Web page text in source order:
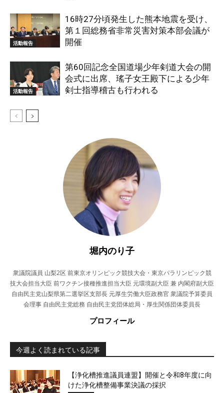
活動報告
16時27分頃発生した熊本地震を受け、
第１回総務省非常災害対策本部会議が
開催
活動報告
第60回記念全国道場少年剣道大会の開
会式に出席、瑤子女王殿下による少年
剣士指導稽古も行われる
堀内のり子
衆議院議員 山梨2区 前東京オリンピック競技大会・東京パラリンピック競
技大会担当大臣 前ワクチン接種推進担当大臣 元環境副大臣 兼 内閣府副大臣
自由民主党山梨県第二選挙区支部長 元厚生労働大臣政務官 衆議院予算委員
会理事 自由民主党総務 自由民主党団体総局・厚生関係団体委員長
プロフィール
今週よく読まれている記事
【浄化槽推進議員連盟】開催と令和8年度に向
けた浄化槽整備事業決議の採択